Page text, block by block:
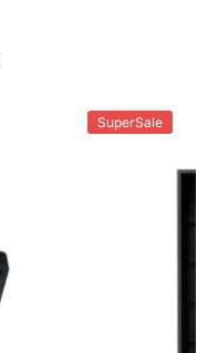
SuperSale